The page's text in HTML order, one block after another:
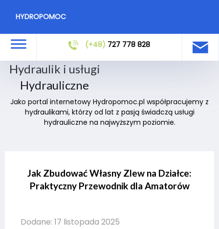
HYDROPOMOC
(+48) 727 778 828
Hydraulik i usługi
Hydrauliczne
Jako portal internetowy Hydropomoc.pl współpracujemy z
hydraulikami, którzy od lat z pasją świadczą usługi
hydrauliczne na najwyższym poziomie.
Jak Zbudować Własny Zlew na Działce:
Praktyczny Przewodnik dla Amatorów
Dodane: 17 listopada 2025